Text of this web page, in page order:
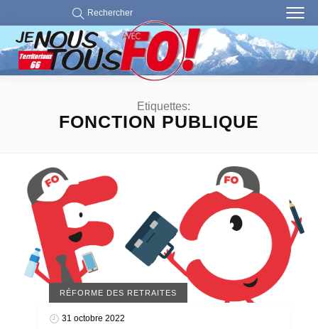
Rechercher
Etiquettes:
FONCTION PUBLIQUE
RÉFORME DES RETRAITES
31 octobre 2022